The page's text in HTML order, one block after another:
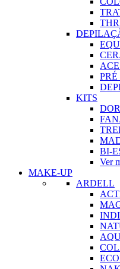
KITS
BI-
Ver
MAKE-UP
ARDELL